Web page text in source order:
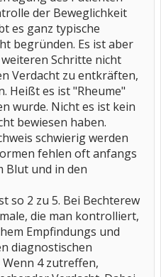
der Beweglichkeit
es ganz typische
begründen. Es ist aber
Schritte nicht
Verdacht zu entkräften,
Heißt es ist "Rheume"
wurde. Nicht es ist kein
bewiesen haben.
schwierig werden
fehlen oft anfangs
Blut und in den
so 2 zu 5. Bei Bechterew
die man kontrolliert,
Empfindungs und
diagnostischen
4 zutreffen,